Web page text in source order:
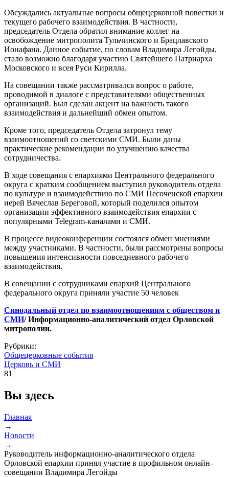
Обсуждались актуальные вопросы общецерковной повестки и
текущего рабочего взаимодействия. В частности,
председатель Отдела обратил внимание коллег на
освобождение митрополита Тульчинского и Брацлавского
Ионафана. Данное событие, по словам Владимира Легойды,
стало возможно благодаря участию Святейшего Патриарха
Московского и всея Руси Кирилла.
На совещании также рассматривался вопрос о работе,
проводимой в диалоге с представителями общественных
организаций. Был сделан акцент на важность такого
взаимодействия и дальнейший обмен опытом.
Кроме того, председатель Отдела затронул тему
взаимоотношений со светскими СМИ. Были даны
практические рекомендации по улучшению качества
сотрудничества.
В ходе совещания с епархиями Центрального федерального
округа с кратким сообщением выступил руководитель отдела
по культуре и взаимодействию по СМИ Песоченской епархии
иерей Вячеслав Береговой, который поделился опытом
организации эффективного взаимодействия епархии с
популярными Telegram-каналами и СМИ.
В процессе видеоконференции состоялся обмен мнениями
между участниками. В частности, были рассмотрены вопросы
повышения интенсивности повседневного рабочего
взаимодействия.
В совещании с сотрудниками епархий Центрального
федерального округа приняли участие 50 человек
Синодальный отдел по взаимоотношениям с обществом и
СМИ/ Информационно-аналитический отдел Орловской
митрополии.
Рубрики:
Общецерковные события
Церковь и СМИ
81
Вы здесь
Главная
→
Новости
→
Руководитель информационно-аналитического отдела
Орловской епархии принял участие в профильном онлайн-
совещании Владимира Легойды